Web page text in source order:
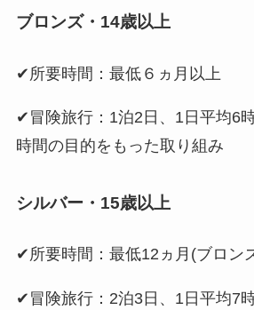
ブロンズ・14歳以上
✔所要時間：最低６ヵ月以上
✔冒険旅行：1泊2日、1日平均6
時間の目的をもった取り組み
シルバー・15歳以上
✔所要時間：最低12ヵ月(ブロン
✔冒険旅行：2泊3日、1日平均7